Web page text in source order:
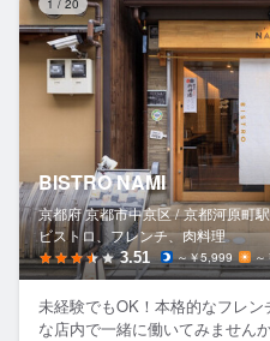
1 / 20
BISTRO NAMI
京都府 京都市中京区 / 京都河原町駅
ビストロ、フレンチ、肉料理
3.51 ～￥5,999 ～
未経験でもOK！本格的なフレ
な店内で一緒に働いてみません